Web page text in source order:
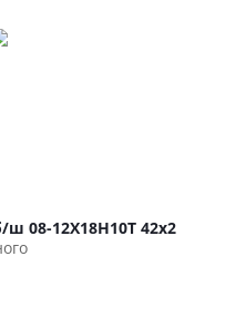
08-12Х18Н10Т 42х2